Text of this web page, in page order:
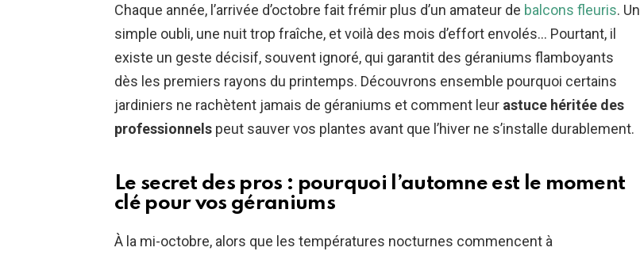
Chaque année, l’arrivée d’octobre fait frémir plus d’un amateur de balcons fleuris. Un
simple oubli, une nuit trop fraîche, et voilà des mois d’effort envolés… Pourtant, il
existe un geste décisif, souvent ignoré, qui garantit des géraniums flamboyants
dès les premiers rayons du printemps. Découvrons ensemble pourquoi certains
jardiniers ne rachètent jamais de géraniums et comment leur astuce héritée des
professionnels peut sauver vos plantes avant que l’hiver ne s’installe durablement.
Le secret des pros : pourquoi l’automne est le moment
clé pour vos géraniums
À la mi-octobre, alors que les températures nocturnes commencent à